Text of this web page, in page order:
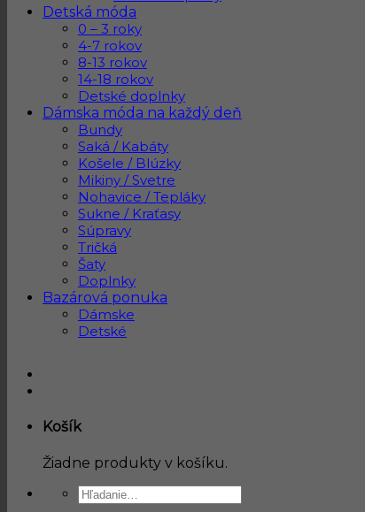
Detská móda
0 – 3 roky
4-7 rokov
8-13 rokov
14-18 rokov
Detské doplnky
Dámska móda na každý deň
Bundy
Saká / Kabáty
Košele / Blúzky
Mikiny / Svetre
Nohavice / Tepláky
Sukne / Kraťasy
Súpravy
Tričká
Šaty
Doplnky
Bazárová ponuka
Dámske
Detské
Košík
Žiadne produkty v košíku.
Hľadať: